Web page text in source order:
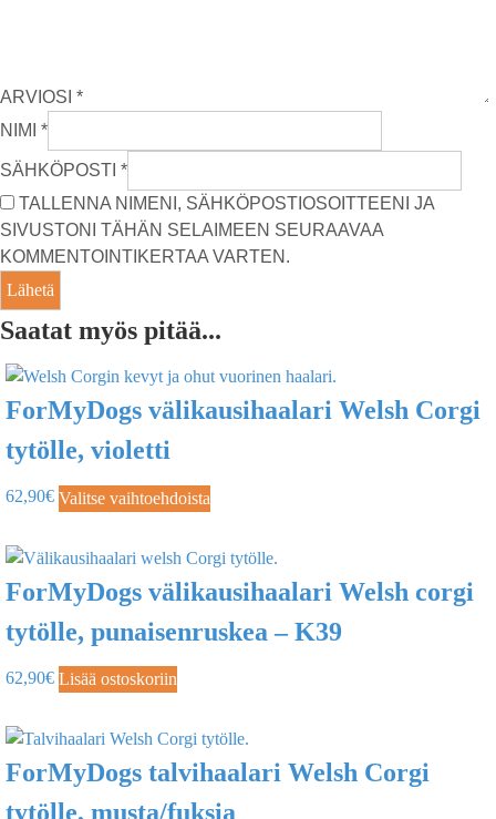
ARVIOSI *
NIMI *
SÄHKÖPOSTI *
TALLENNA NIMENI, SÄHKÖPOSTIOSOITTEENI JA
SIVUSTONI TÄHÄN SELAIMEEN SEURAAVAA
KOMMENTOINTIKERTAA VARTEN.
Saatat myös pitää...
ForMyDogs välikausihaalari Welsh Corgi
tytölle, violetti
62,90€ Valitse vaihtoehdoista
ForMyDogs välikausihaalari Welsh corgi
tytölle, punaisenruskea – K39
62,90€ Lisää ostoskoriin
ForMyDogs talvihaalari Welsh Corgi
tytölle, musta/fuksia